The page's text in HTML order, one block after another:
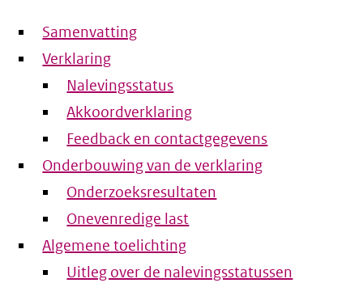
Samenvatting
Verklaring
Nalevingsstatus
Akkoordverklaring
Feedback en contactgegevens
Onderbouwing van de verklaring
Onderzoeksresultaten
Onevenredige last
Algemene toelichting
Uitleg over de nalevingsstatussen